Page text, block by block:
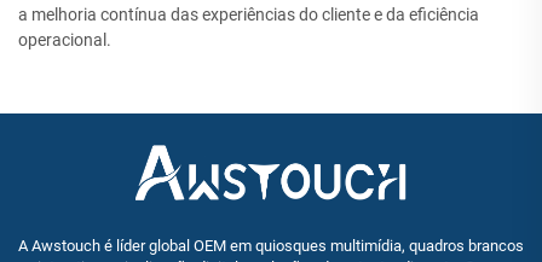
a melhoria contínua das experiências do cliente e da eficiência
operacional.
A Awstouch é líder global OEM em quiosques multimídia, quadros brancos